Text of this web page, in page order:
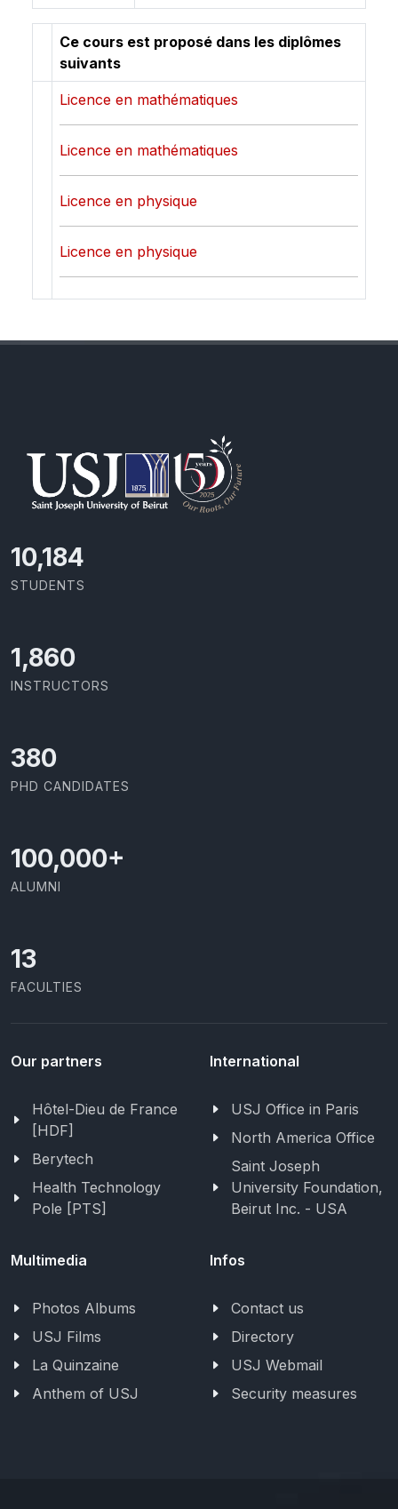
Ce cours est proposé dans les diplômes
suivants
Licence en mathématiques
Licence en mathématiques
Licence en physique
Licence en physique
11,110
STUDENTS
2,029
INSTRUCTORS
414
PHD CANDIDATES
100,000+
ALUMNI
13
FACULTIES
Our partners
Hôtel-Dieu de France
[HDF]
Berytech
Health Technology
Pole [PTS]
International
USJ Office in Paris
North America Office
Saint Joseph
University Foundation,
Beirut Inc. - USA
Multimedia
Photos Albums
USJ Films
La Quinzaine
Anthem of USJ
Infos
Contact us
Directory
USJ Webmail
Security measures